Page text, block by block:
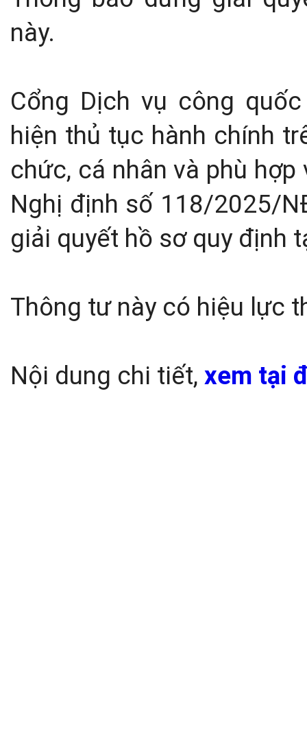
này.
Cổng Dịch vụ công
hiện thủ tục hành chính
chức, cá nhân và phù
Nghị định số 118/2025/
giải quyết hồ sơ quy định
Thông tư này có hiệu lực
Nội dung chi tiết, xem tại